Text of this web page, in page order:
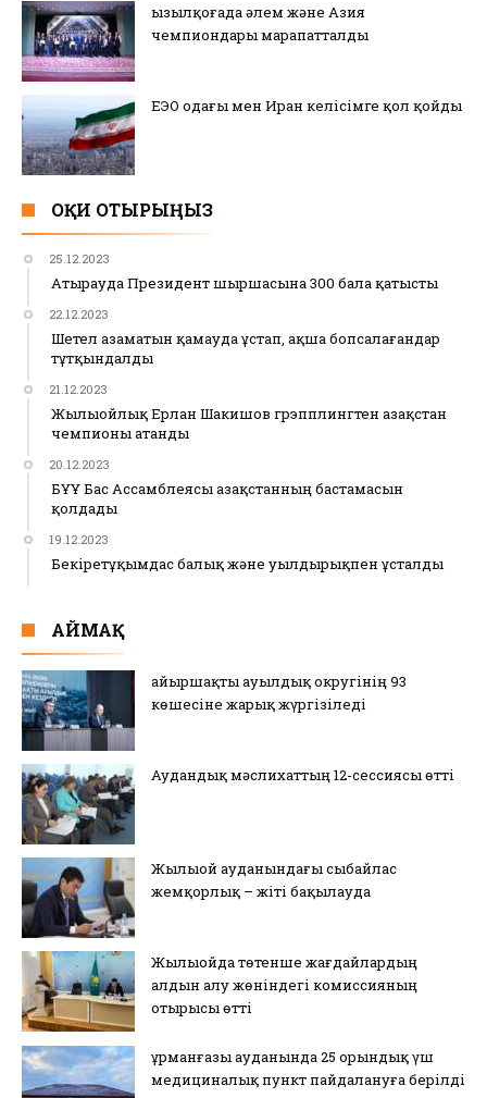
Қызылқоғада әлем және Азия
чемпиондары марапатталды
ЕЭО одағы мен Иран келісімге қол қойды
ОҚИ ОТЫРЫҢЫЗ
25.12.2023
Атырауда Президент шыршасына 300 бала қатысты
22.12.2023
Шетел азаматын қамауда ұстап, ақша бопсалағандар
тұтқындалды
21.12.2023
Жылыойлық Ерлан Шакишов грэпплингтен Қазақстан
чемпионы атанды
20.12.2023
БҰҰ Бас Ассамблеясы Қазақстанның бастамасын
қолдады
19.12.2023
Бекіретұқымдас балық және уылдырықпен ұсталды
АЙМАҚ
Қайыршақты ауылдық округінің 93
көшесіне жарық жүргізіледі
Аудандық мәслихаттың 12-сессиясы өтті
Жылыой ауданындағы сыбайлас
жемқорлық – жіті бақылауда
Жылыойда төтенше жағдайлардың
алдын алу жөніндегі комиссияның
отырысы өтті
Құрманғазы ауданында 25 орындық үш
медициналық пункт пайдалануға берілді